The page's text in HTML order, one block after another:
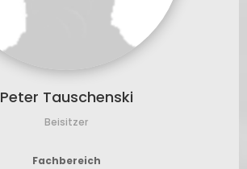
Peter Tauschenski
Beisitzer
Fachbereich